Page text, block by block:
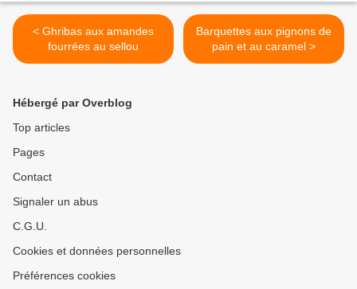
< Ghribas aux amandes
fourrées au sellou
Barquettes aux pignons de
pain et au caramel >
Hébergé par Overblog
Top articles
Pages
Contact
Signaler un abus
C.G.U.
Cookies et données personnelles
Préférences cookies